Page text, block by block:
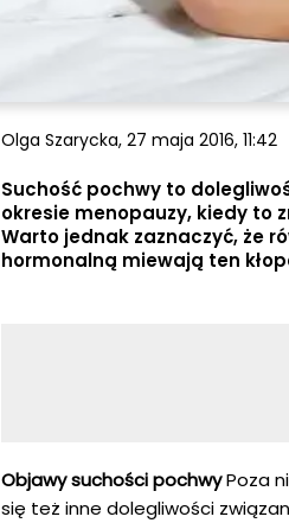
Olga Szarycka, 27 maja 2016, 11:42
Suchość pochwy to
okresie menopauzy, kiedy to
Warto jednak zaznaczyć, że
hormonalną miewają ten
Objawy suchości pochwyPoza
się też inne dolegliwości